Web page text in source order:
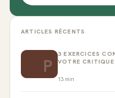
ARTICLES RÉCENTS
P
3 EXERCICES
VOTRE
13 min